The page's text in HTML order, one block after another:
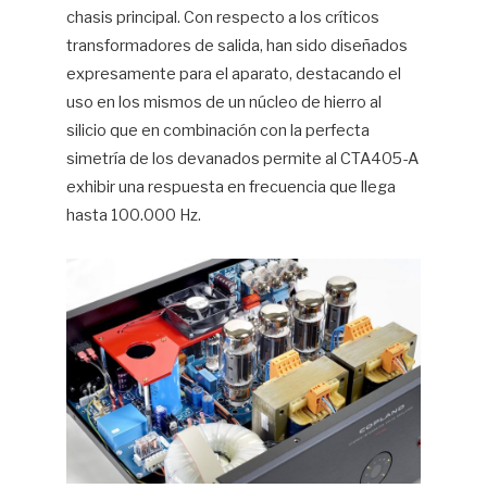
chasis principal. Con respecto a los críticos
transformadores de salida, han sido diseñados
expresamente para el aparato, destacando el
uso en los mismos de un núcleo de hierro al
silicio que en combinación con la perfecta
simetría de los devanados permite al CTA405-A
exhibir una respuesta en frecuencia que llega
hasta 100.000 Hz.